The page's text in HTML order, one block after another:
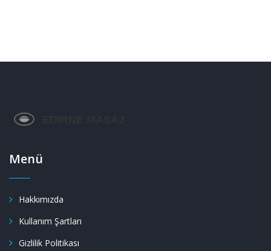
Menü
Hakkımızda
Kullanım Şartları
Gizlilik Politikası